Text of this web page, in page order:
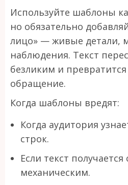
Используйте шаблоны
но обязательно
лицо» — живые детали,
наблюдения. Текст
безликим и
обращение.
Когда шаблоны вредят:
Когда аудитория
строк.
Если текст получается
механическим.